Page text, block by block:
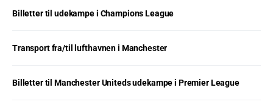
Billetter til udekampe i Champions League
Transport fra/til lufthavnen i Manchester
Billetter til Manchester Uniteds udekampe i Premier League